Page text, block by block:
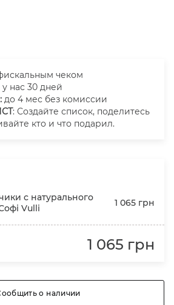
чеком
у нас 30 дней
до 4 мес без комиссии
: Создайте список, поделитесь
кто и что подарил.
с натурального
Vulli
1 065 грн
1 065 грн
о наличии